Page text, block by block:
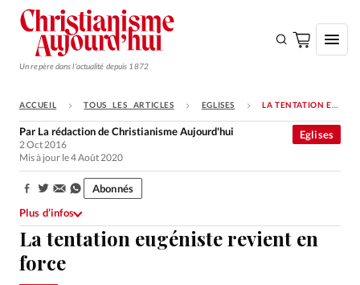
Un repère dans l'actualité depuis 1872
S'ABONNER
Monde
Opinions
Tous les articles
Faire un don
ACCUEIL TOUS LES ARTICLES EGLISES LA TENTATION EUGÉNISTE REVIENT EN FORCE
La tentation eugéniste revient en
force
Eglises
Par La rédaction de Christianisme Aujourd'hui
2 Oct 2016
Mis à jour le 4 Août 2020
Partager:
Abonnés
Plus d’infos